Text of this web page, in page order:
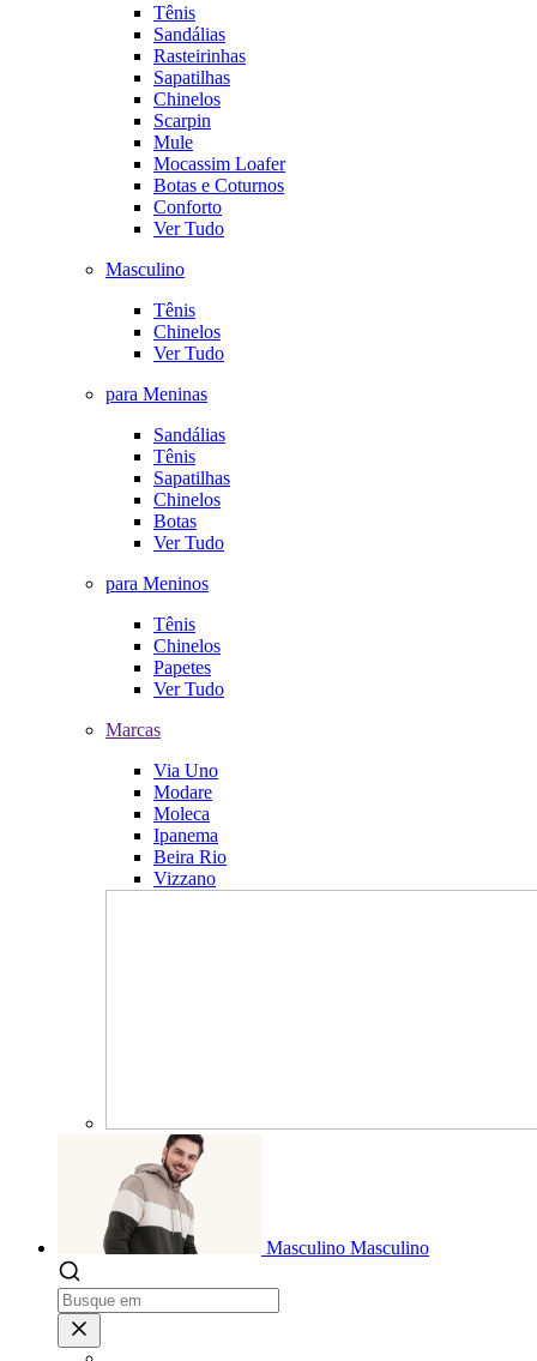
Tênis
Sandálias
Rasteirinhas
Sapatilhas
Chinelos
Scarpin
Mule
Mocassim Loafer
Botas e Coturnos
Conforto
Ver Tudo
Masculino
Tênis
Chinelos
Ver Tudo
para Meninas
Sandálias
Tênis
Sapatilhas
Chinelos
Botas
Ver Tudo
para Meninos
Tênis
Chinelos
Papetes
Ver Tudo
Marcas
Via Uno
Modare
Moleca
Ipanema
Beira Rio
Vizzano
Masculino Masculino